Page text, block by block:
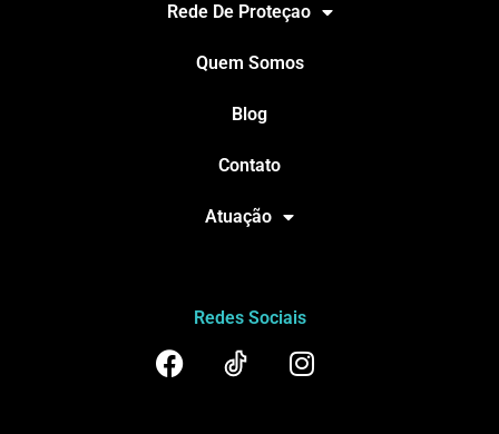
Rede De Proteçao
Quem Somos
Blog
Contato
Atuação
Redes Sociais